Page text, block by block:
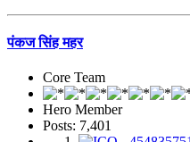
पंकज सिंह महर
Core Team
Hero Member
Posts: 7,401